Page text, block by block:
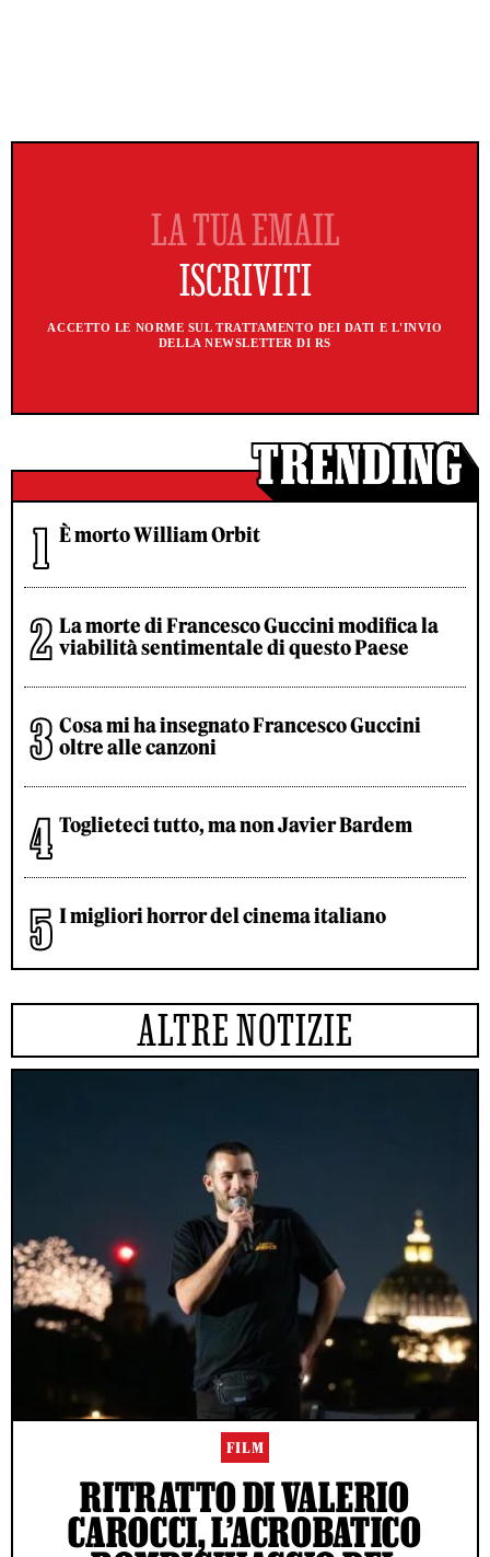
ACCETTO LE NORME SUL TRATTAMENTO DEI DATI E L'INVIO
DELLA NEWSLETTER DI RS
È morto William Orbit
La morte di Francesco Guccini modifica la
viabilità sentimentale di questo Paese
Cosa mi ha insegnato Francesco Guccini
oltre alle canzoni
Toglieteci tutto, ma non Javier Bardem
I migliori horror del cinema italiano
ALTRE NOTIZIE
FILM
RITRATTO DI VALERIO
CAROCCI, L’ACROBATICO